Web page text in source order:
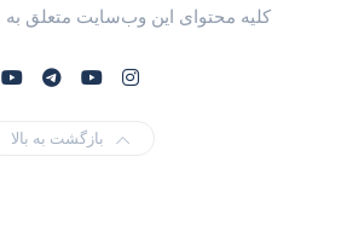
کلیه محتوای این وب‌سایت متعلق به
بازگشت به بالا